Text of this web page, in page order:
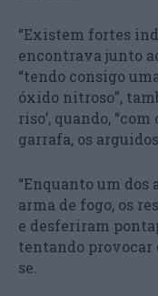
“Existem fortes
encontrava junto
“tendo consigo
óxido nitroso”,
riso’, quando,
garrafa, os
“Enquanto um
arma de fogo, os
e desferiram
tentando provocar
se.